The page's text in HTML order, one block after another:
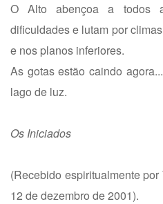
O Alto abençoa a todos
dificuldades e lutam por
e nos planos inferiores.
As gotas estão caindo
lago de luz.
Os Iniciados
(Recebido espiritualmente
12 de dezembro de 2001).